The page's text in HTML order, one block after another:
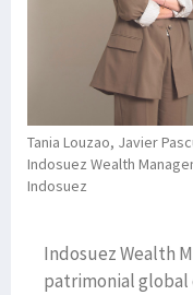
Tania Louzao, Javier
Indosuez Wealth
Indosuez
Indosuez Wealth
patrimonial global